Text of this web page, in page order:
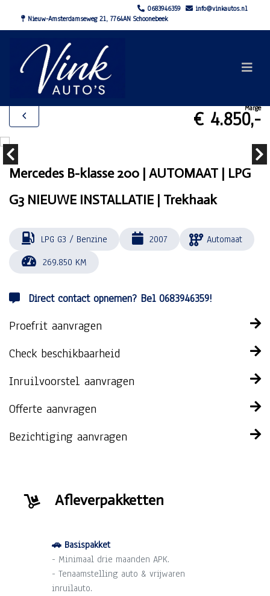
0683946359
info@vinkautos.nl
Nieuw-Amsterdamseweg 21, 7764AN Schoonebeek
Marge
€ 4.850,-
Mercedes B-klasse 200 | AUTOMAAT | LPG
G3 NIEUWE INSTALLATIE | Trekhaak
LPG G3 / Benzine 2007
Automaat
269.850 KM
Direct contact opnemen? Bel 0683946359!
Proefrit aanvragen
Check beschikbaarheid
Inruilvoorstel aanvragen
Offerte aanvragen
Bezichtiging aanvragen
Afleverpakketten
🚗 Basispakket
- Minimaal drie maanden APK.
- Tenaamstelling auto & vrijwaren
inruilauto.